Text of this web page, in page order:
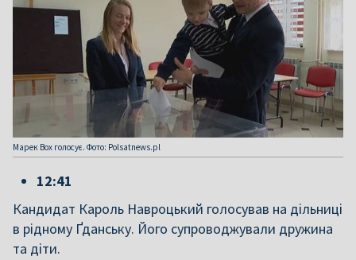
Марек Вох голосує. Фото: Polsatnews.pl
12:41
Кандидат Кароль Навроцький голосував на дільниці
в рідному Ґданську. Його супроводжували дружина
та діти.